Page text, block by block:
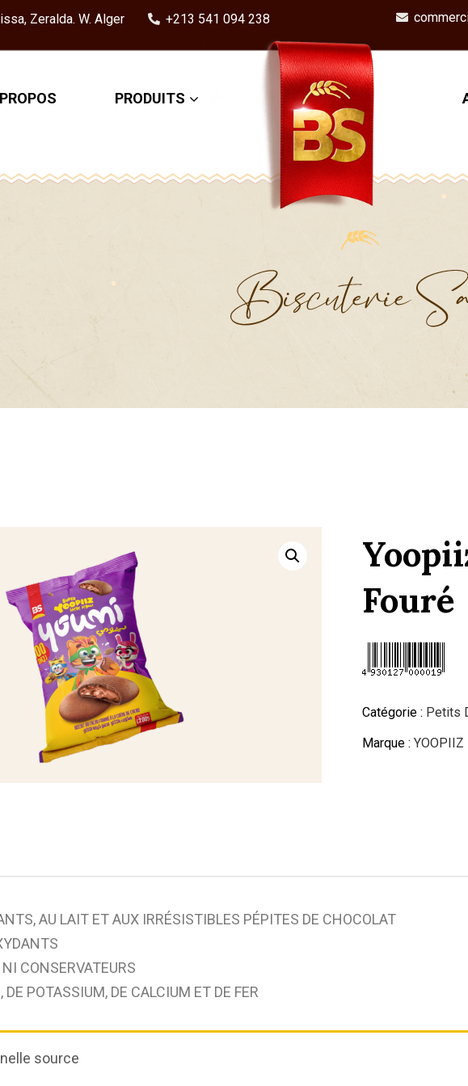
Zeralda. W. Alger +213 541 094 238
PRODUITS
Fouré
Catégorie : Petits
Marque : YOOPIIZ
AU LAIT ET AUX IRRÉSISTIBLES PÉPITES DE CHOCOLAT
CONSERVATEURS
DE POTASSIUM, DE CALCIUM ET DE FER